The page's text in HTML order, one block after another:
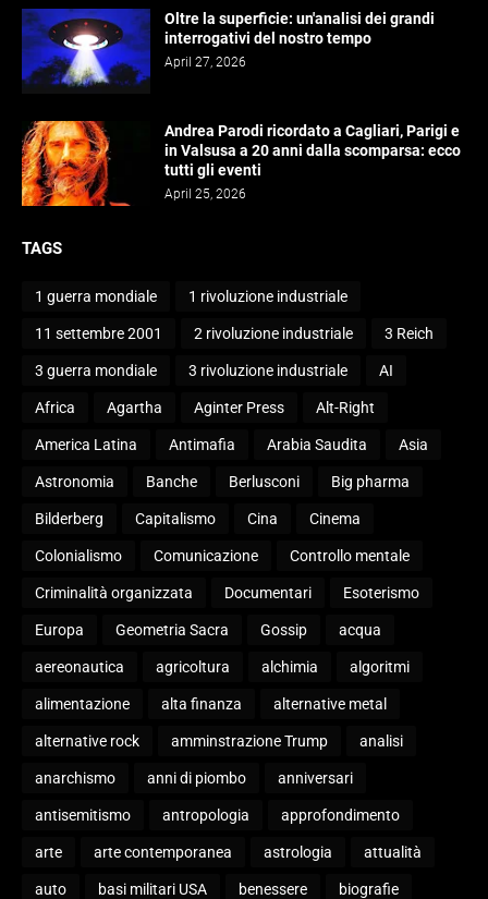
Oltre la superficie: un'analisi dei grandi
interrogativi del nostro tempo
April 27, 2026
Andrea Parodi ricordato a Cagliari, Parigi e
in Valsusa a 20 anni dalla scomparsa: ecco
tutti gli eventi
April 25, 2026
TAGS
1 guerra mondiale 1 rivoluzione industriale
11 settembre 2001 2 rivoluzione industriale 3 Reich
3 guerra mondiale 3 rivoluzione industriale AI
Africa Agartha Aginter Press Alt-Right
America Latina Antimafia Arabia Saudita Asia
Astronomia Banche Berlusconi Big pharma
Bilderberg Capitalismo Cina Cinema
Colonialismo Comunicazione Controllo mentale
Criminalità organizzata Documentari Esoterismo
Europa Geometria Sacra Gossip acqua
aereonautica agricoltura alchimia algoritmi
alimentazione alta finanza alternative metal
alternative rock amminstrazione Trump analisi
anarchismo anni di piombo anniversari
antisemitismo antropologia approfondimento
arte arte contemporanea astrologia attualità
auto basi militari USA benessere biografie